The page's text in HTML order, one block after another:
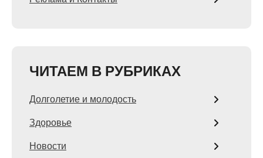
ЧИТАЕМ В РУБРИКАХ
Долголетие и молодость
Здоровье
Новости